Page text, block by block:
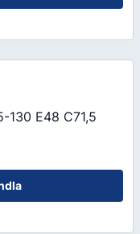
130 E48 C71,5